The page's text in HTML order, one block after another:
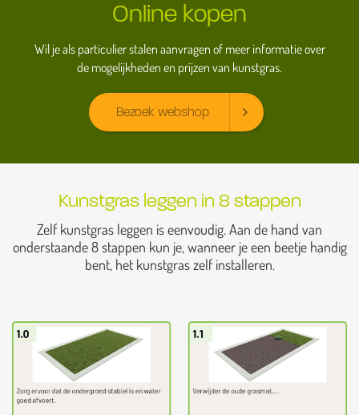
Online kopen
Wil je als particulier stalen aanvragen of meer informatie over
de mogelijkheden en prijzen van kunstgras.
Bezoek webshop
Kunstgras leggen in 8 stappen
Zelf kunstgras leggen is eenvoudig. Aan de hand van
onderstaande 8 stappen kun je, wanneer je een beetje handig
bent, het kunstgras zelf installeren.